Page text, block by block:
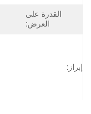
القدرة على
العرض:
إبراز: